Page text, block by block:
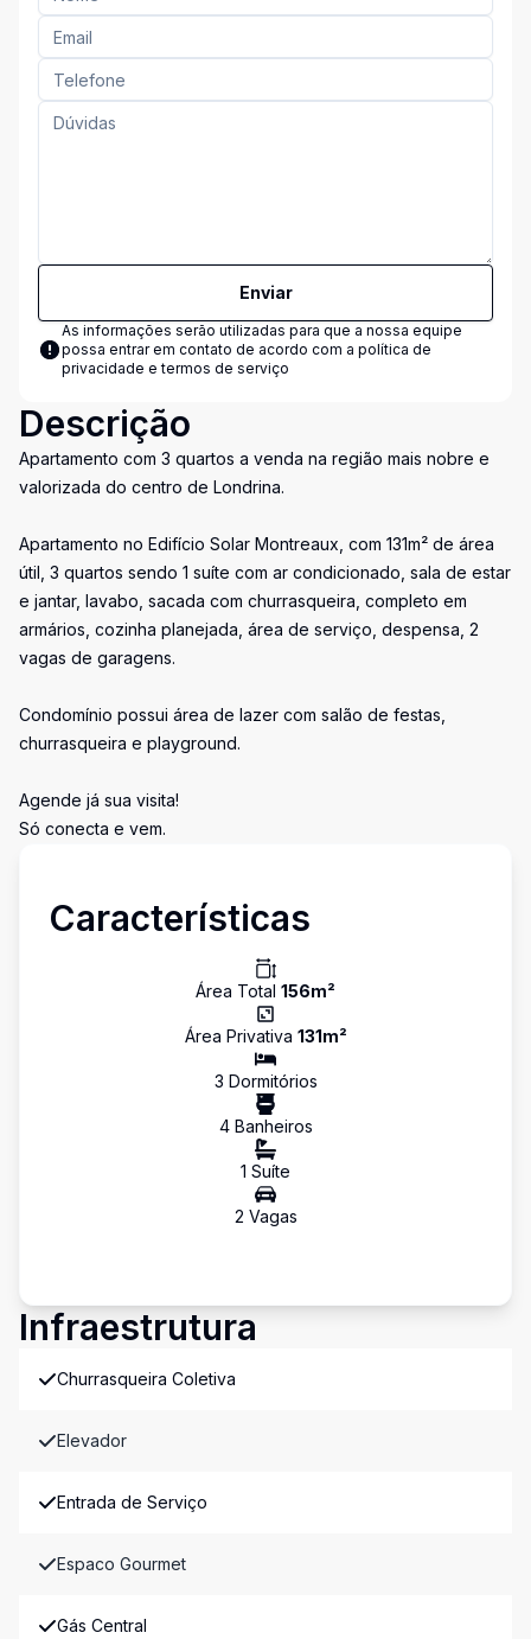
Enviar
As informações serão utilizadas para que a nossa equipe
possa entrar em contato de acordo com a política de
privacidade e termos de serviço
Descrição
Apartamento com 3 quartos a venda na região mais nobre e
valorizada do centro de Londrina.
Apartamento no Edifício Solar Montreaux, com 131m² de área
útil, 3 quartos sendo 1 suíte com ar condicionado, sala de estar
e jantar, lavabo, sacada com churrasqueira, completo em
armários, cozinha planejada, área de serviço, despensa, 2
vagas de garagens.
Condomínio possui área de lazer com salão de festas,
churrasqueira e playground.
Agende já sua visita!
Só conecta e vem.
Características
Área Total 156m²
Área Privativa 131m²
3 Dormitórios
4Banheiros
1 Suíte
2 Vagas
Infraestrutura
Churrasqueira Coletiva
Elevador
Entrada de Serviço
Espaco Gourmet
Gás Central